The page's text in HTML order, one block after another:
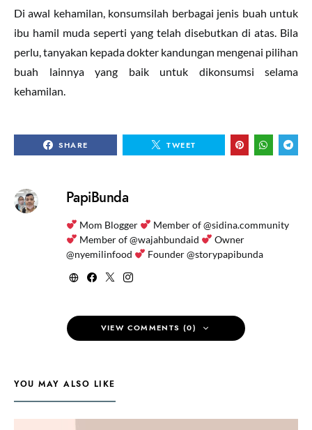
Di awal kehamilan, konsumsilah berbagai jenis buah untuk
ibu hamil muda seperti yang telah disebutkan di atas. Bila
perlu, tanyakan kepada dokter kandungan mengenai pilihan
buah lainnya yang baik untuk dikonsumsi selama
kehamilan.
SHARE TWEET
PapiBunda
Mom Blogger
Member of @sidina.community
Member of @wajahbundaid
Owner
@nyemilinfood
Founder @storypapibunda
VIEW COMMENTS (0)
YOU MAY ALSO LIKE